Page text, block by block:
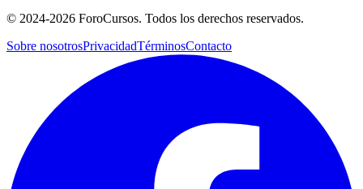
© 2024-2026 ForoCursos. Todos los derechos reservados.
Sobre nosotrosPrivacidadTérminosContacto